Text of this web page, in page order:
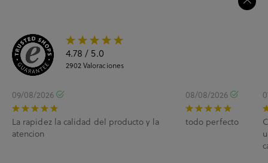
4.78 / 5.0
2902Valoraciones
09/08/2026
La rapidez la calidad del producto y la
atencion
08/08/2026
todo perfecto